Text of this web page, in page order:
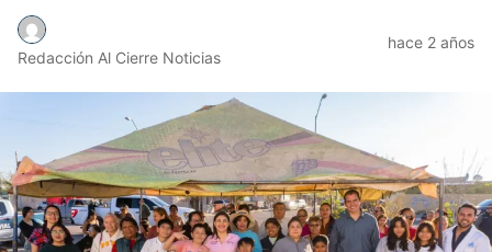
Redacción Al Cierre Noticias
hace 2 años